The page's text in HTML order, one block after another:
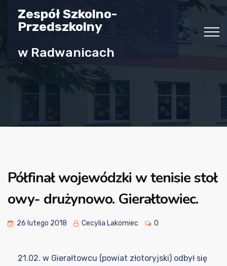
Zespół Szkolno-
Przedszkolny
w Radwanicach
Półfinał wojewódzki w tenisie stoł
owy- drużynowo. Gierałtowiec.
26 lutego 2018 Cecylia Lakomiec 0
21.02. w Gierałtowcu (powiat złotoryjski) odbył się